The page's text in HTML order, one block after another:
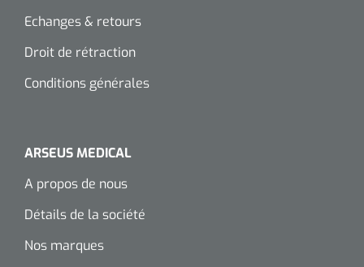
Echanges & retours
Droit de rétraction
Conditions générales
ARSEUS MEDICAL
A propos de nous
Détails de la société
Nos marques